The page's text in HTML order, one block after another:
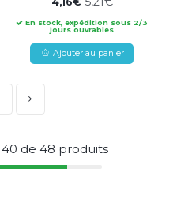
En stock, expédition sous 2/3
jours ouvrables
Ajouter au panier
40 de 48 produits